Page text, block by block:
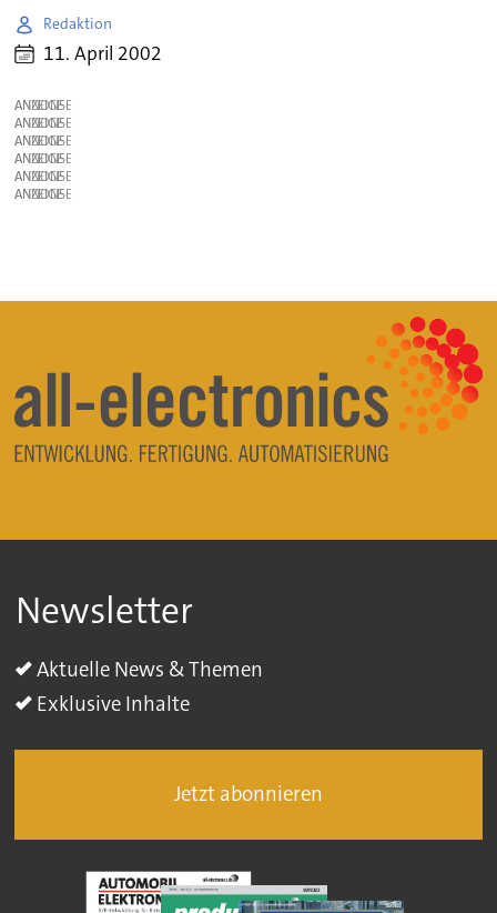
Redaktion
11. April 2002
ANZEIGE
ANZEIGE
ANZEIGE
ANZEIGE
ANZEIGE
ANZEIGE
Newsletter
Aktuelle News & Themen
Exklusive Inhalte
Jetzt abonnieren